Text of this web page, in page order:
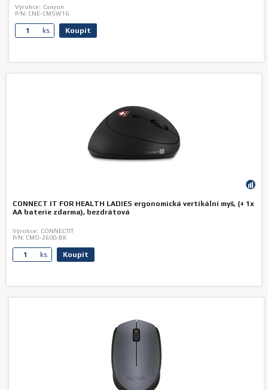
Výrobce: Canyon
P/N: CNE-CMSW1G
ks. Koupit
CONNECT IT FOR HEALTH LADIES ergonomická vertikální myš, (+ 1x
AA baterie zdarma), bezdrátová
Výrobce: CONNECTIT
P/N: CMO-2600-BK
ks. Koupit